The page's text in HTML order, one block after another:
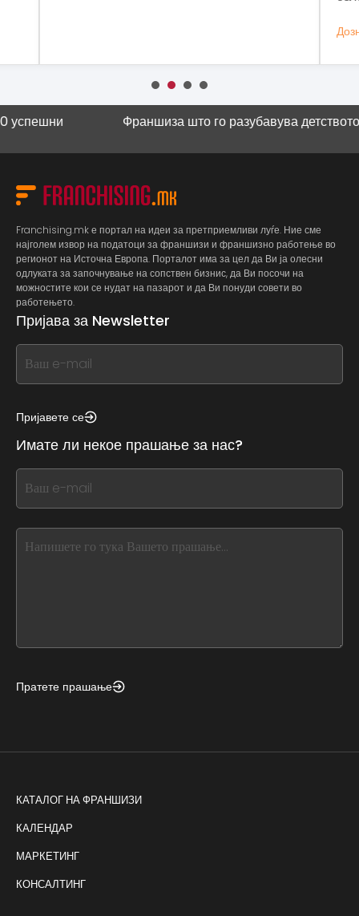
Франшиза што го разубавува детството
Franchising.mk е портал на идеи за претприемливи луѓе. Ние сме
најголем извор на податоци за франшизи и франшизно работење во
регионот на Источна Европа. Порталот има за цел да Ви ја олесни
одлуката за започнување на сопствен бизнис, да Ви посочи на
можностите кои се нудат на пазарот и да Ви понуди совети во
работењето.
Пријава за Newsletter
If
you
this,
this
form
field
blank
Пријавете се
Имате ли некое прашање за нас?
If
you
this,
Пратете прашање
КАТАЛОГ НА ФРАНШИЗИ
КАЛЕНДАР
МАРКЕТИНГ
КОНСАЛТИНГ